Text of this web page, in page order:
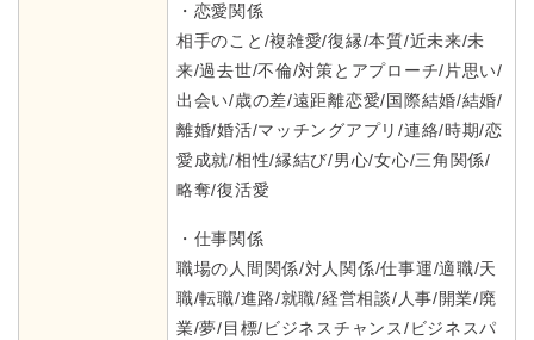
・恋愛関係
相手のこと/複雑愛/復縁/本質/近未来/未
来/過去世/不倫/対策とアプローチ/片思い/
出会い/歳の差/遠距離恋愛/国際結婚/結婚/
離婚/婚活/マッチングアプリ/連絡/時期/恋
愛成就/相性/縁結び/男心/女心/三角関係/
略奪/復活愛
・仕事関係
職場の人間関係/対人関係/仕事運/適職/天
職/転職/進路/就職/経営相談/人事/開業/廃
業/夢/目標/ビジネスチャンス/ビジネスパ